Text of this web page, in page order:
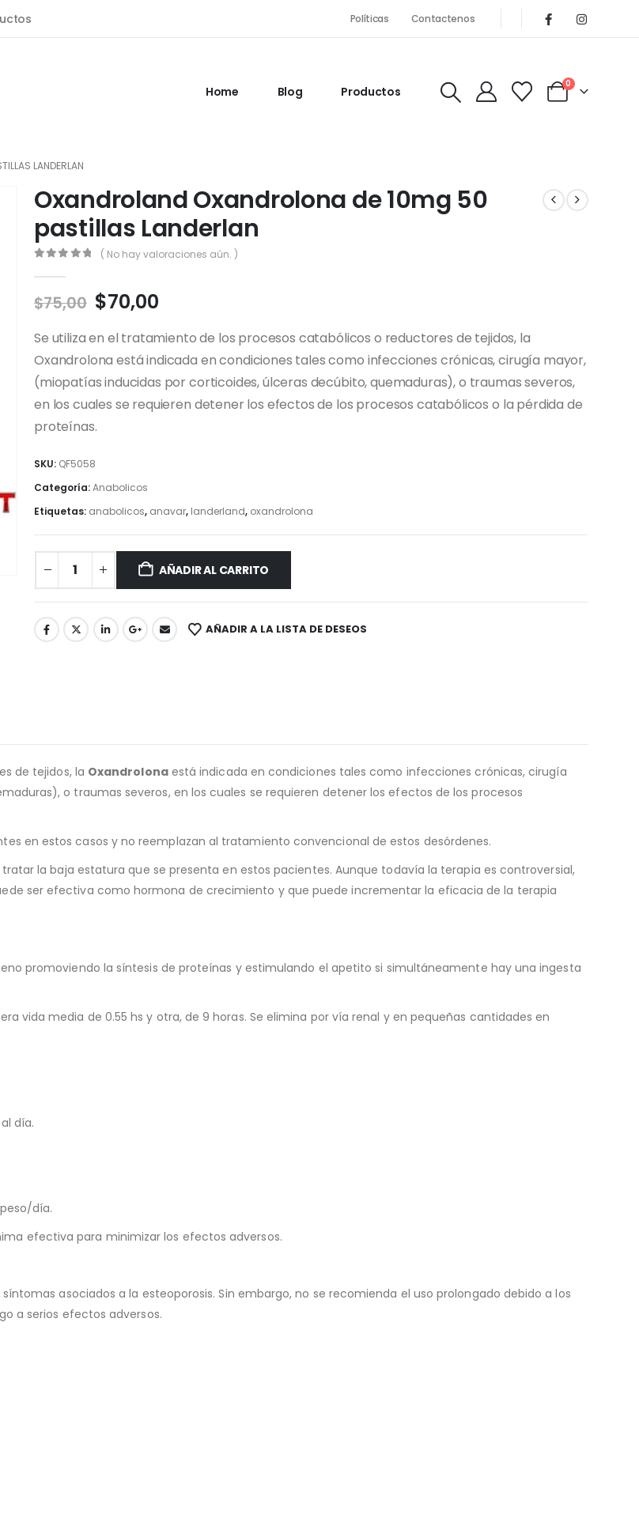
Políticas Contactenos
Home Blog Productos
0
LANDERLAN
Oxandroland Oxandrolona de 10mg 50
pastillas Landerlan
( No hay valoraciones aún. )
$75,00 El
precio
original
era:
$75,00.
$70,00
actual
es:
$70,00.
Se utiliza en el tratamiento de los procesos catabólicos o reductores de tejidos, la
Oxandrolona está indicada en condiciones tales como infecciones crónicas, cirugía mayor,
(miopatías inducidas por corticoides, úlceras decúbito, quemaduras), o traumas severos,
en los cuales se requieren detener los efectos de los procesos catabólicos o la pérdida de
proteínas.
SKU: QF5058
Categoría:Anabolicos
Etiquetas: anabolicos, anavar, landerland, oxandrolona
AÑADIR AL CARRITO
AÑADIR A LA LISTA DE DESEOS
de tejidos, la Oxandrolonaestá indicada en condiciones tales como infecciones crónicas, cirugía
o traumas severos, en los cuales se requieren detener los efectos de los procesos
en estos casos y no reemplazan al tratamiento convencional de estos desórdenes.
la baja estatura que se presenta en estos pacientes. Aunque todavía la terapia es controversial,
ser efectiva como hormona de crecimiento y que puede incrementar la eficacia de la terapia
promoviendo la síntesis de proteínas y estimulando el apetito si simultáneamente hay una ingesta
vida media de 0.55 hs y otra, de 9 horas. Se elimina por vía renal y en pequeñas cantidades en
día.
día.
efectiva para minimizar los efectos adversos.
asociados a la esteoporosis. Sin embargo, no se recomienda el uso prolongado debido a los
a serios efectos adversos.